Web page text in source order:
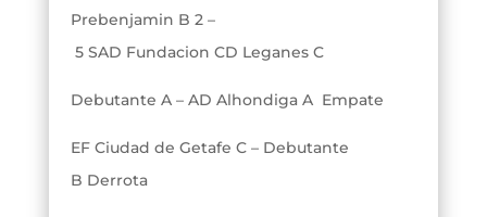
Prebenjamin B 2 –
5 SAD Fundacion CD Leganes C
Debutante A – AD Alhondiga A Empate
EF Ciudad de Getafe C – Debutante
B Derrota